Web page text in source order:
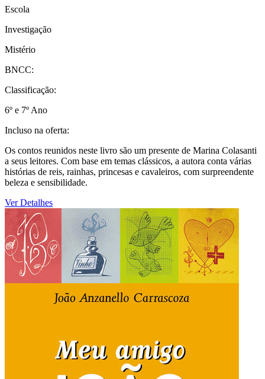
Escola
Investigação
Mistério
BNCC:
Classificação:
6º e 7º Ano
Incluso na oferta:
Os contos reunidos neste livro são um presente de Marina Colasanti
a seus leitores. Com base em temas clássicos, a autora conta várias
histórias de reis, rainhas, princesas e cavaleiros, com surpreendente
beleza e sensibilidade.
Ver Detalhes